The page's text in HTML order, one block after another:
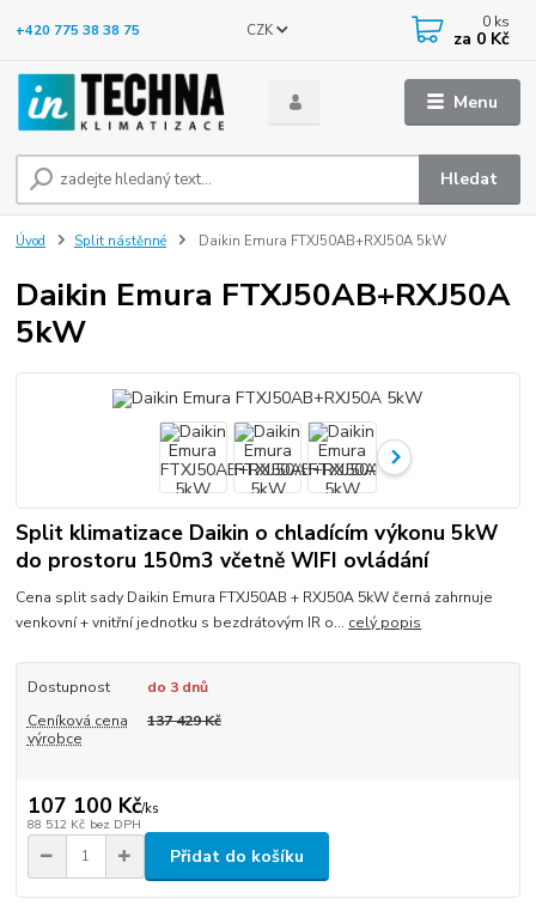
Menu
CZK
Hledat
+420 775 38 38 75 0 ks
za 0 Kč
Úvod Split nástěnné Daikin Emura FTXJ50AB+RXJ50A 5kW
Daikin Emura FTXJ50AB+RXJ50A
5kW
Split klimatizace Daikin o chladícím výkonu 5kW
do prostoru 150m3 včetně WIFI ovládání
Cena split sady Daikin Emura FTXJ50AB + RXJ50A 5kW černá zahrnuje
venkovní + vnitřní jednotku s bezdrátovým IR o... celý popis
Dostupnost
do 3 dnů
Ceníková cena
výrobce
137 429 Kč
107 100 Kč/ks
88 512 Kč bez DPH
Přidat do košíku